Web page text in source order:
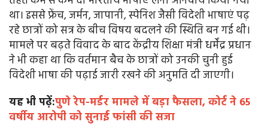
था। इससे फ्रेंच, जर्मन, जापानी, स्पेनिश जैसी विदेशी भाषाएं पढ़
रहे छात्रों को सत्र के बीच विषय बदलने की स्थिति बन गई थी।
मामले पर बढ़ते विवाद के बाद केंद्रीय शिक्षा मंत्री धर्मेंद्र प्रधान
ने भी कहा था कि वर्तमान बैच के छात्रों को उनकी चुनी हुई
विदेशी भाषा की पढ़ाई जारी रखने की अनुमति दी जाएगी।
यह भी पढ़ें:पुणे रेप-मर्डर मामले में बड़ा फैसला, कोर्ट ने 65
वर्षीय आरोपी को सुनाई फांसी की सजा